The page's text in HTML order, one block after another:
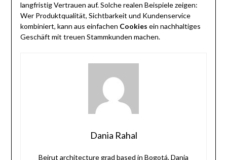
langfristig Vertrauen auf. Solche realen Beispiele zeigen:
Wer Produktqualität, Sichtbarkeit und Kundenservice
kombiniert, kann aus einfachen Cookies ein nachhaltiges
Geschäft mit treuen Stammkunden machen.
Dania Rahal
Beirut architecture grad based in Bogotá. Dania